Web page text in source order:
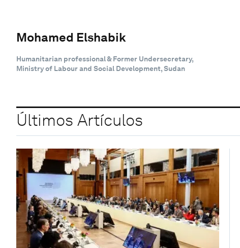
Mohamed Elshabik
Humanitarian professional & Former Undersecretary,
Ministry of Labour and Social Development, Sudan
Últimos Artículos